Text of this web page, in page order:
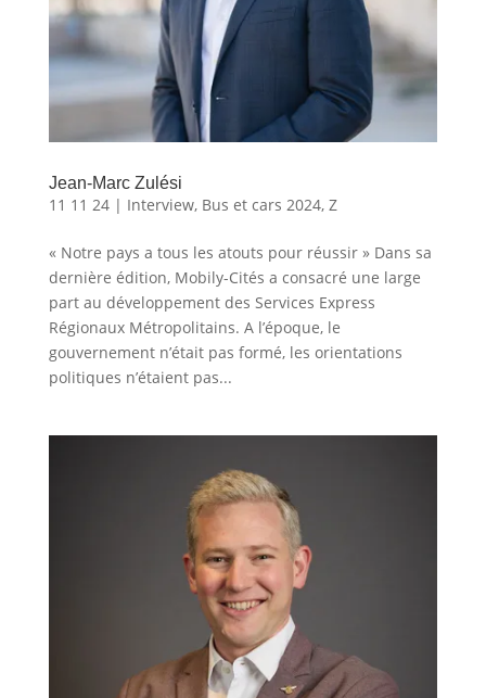
Jean-Marc Zulési
11 11 24| Interview, Bus et cars 2024, Z
« Notre pays a tous les atouts pour réussir » Dans sa
dernière édition, Mobily-Cités a consacré une large
part au développement des Services Express
Régionaux Métropolitains. A l’époque, le
gouvernement n’était pas formé, les orientations
politiques n’étaient pas...